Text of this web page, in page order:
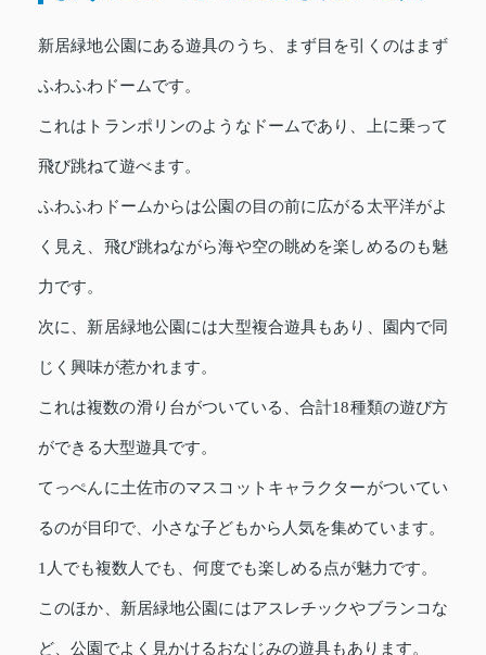
新居緑地公園にある遊具のうち、まず目を引くのはまず
ふわふわドームです。
これはトランポリンのようなドームであり、上に乗って
飛び跳ねて遊べます。
ふわふわドームからは公園の目の前に広がる太平洋がよ
く見え、飛び跳ねながら海や空の眺めを楽しめるのも魅
力です。
次に、新居緑地公園には大型複合遊具もあり、園内で同
じく興味が惹かれます。
これは複数の滑り台がついている、合計18種類の遊び方
ができる大型遊具です。
てっぺんに土佐市のマスコットキャラクターがついてい
るのが目印で、小さな子どもから人気を集めています。
1人でも複数人でも、何度でも楽しめる点が魅力です。
このほか、新居緑地公園にはアスレチックやブランコな
ど、公園でよく見かけるおなじみの遊具もあります。